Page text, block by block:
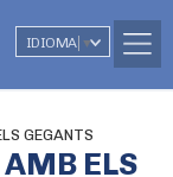
IDIOMA ▼
GEGANTS
ELS